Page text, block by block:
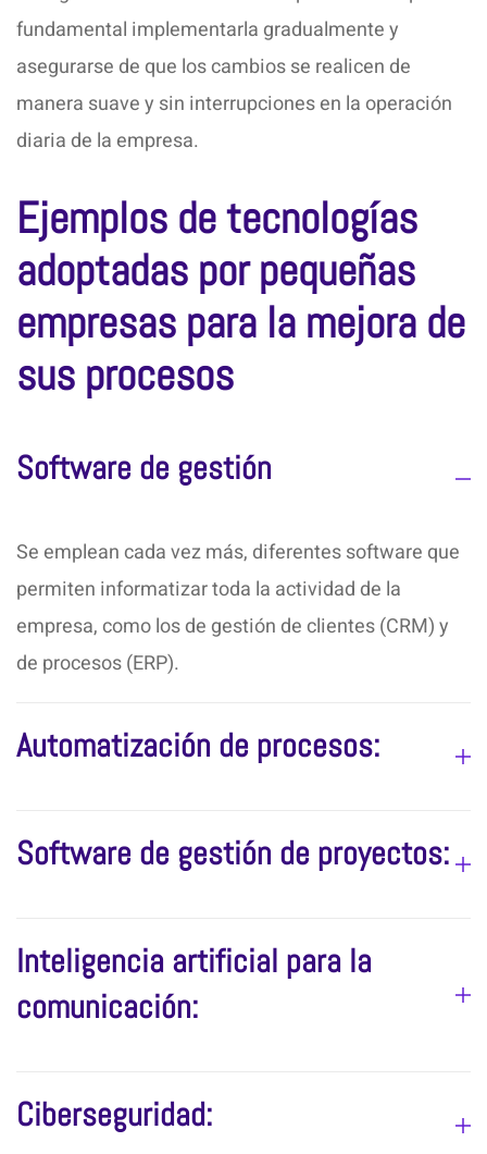
fundamental implementarla gradualmente y
asegurarse de que los cambios se realicen de
manera suave y sin interrupciones en la operación
diaria de la empresa.
Ejemplos de tecnologías
adoptadas por pequeñas
empresas para la mejora de
sus procesos
Software de gestión
Se emplean cada vez más, diferentes software que
permiten informatizar toda la actividad de la
empresa, como los de gestión de clientes (CRM) y
de procesos (ERP).
Automatización de procesos:
Software de gestión de proyectos:
Inteligencia artificial para la
comunicación:
Ciberseguridad: